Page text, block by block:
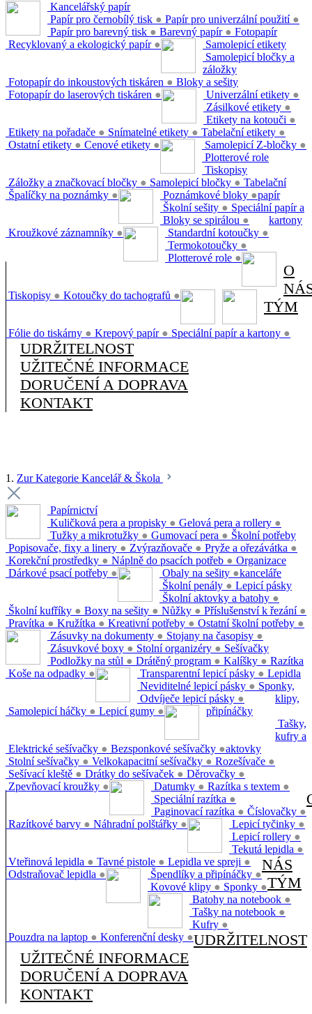
Kancelářský papír
Papír pro černobílý tisk ● Papír pro univerzální použití ●
Papír pro barevný tisk ● Barevný papír ●
Recyklovaný a ekologický papír ●
Fotopapír
Fotopapír do inkoustových tiskáren ●
Fotopapír do laserových tiskáren ●
Samolepicí etikety
Univerzální etikety ●
Zásilkové etikety ●
Etikety na kotouči ●
Etikety na pořadače ● Snímatelné etikety ● Tabelační etikety ●
Ostatní etikety ● Cenové etikety ●
Samolepicí bločky a
záložky
Samolepicí Z-bločky ●
Záložky a značkovací bločky ● Samolepicí bločky ●
Špalíčky na poznámky ●
Bloky a sešity
Poznámkové bloky ●
Školní sešity ●
Bloky se spirálou ●
Kroužkové záznamníky ●
Plotterové role
Standardní kotoučky ●
Termokotoučky ●
Plotterové role ●
Tiskopisy
Tiskopisy ● Kotoučky do tachografů ●
Tabelační
papír
Speciální papír a
kartony
Fólie do tiskárny ● Krepový papír ● Speciální papír a kartony ●
O
TÝM
UDRŽITELNOST
UŽITEČNÉ INFORMACE
DORUČENÍ A DOPRAVA
KONTAKT
1. Zur Kategorie Kancelář & Škola
Papírnictví
Kuličková pera a propisky ● Gelová pera a rollery ●
Tužky a mikrotužky ● Gumovací pera ●
Popisovače, fixy a linery ● Zvýrazňovače ● Pryže a ořezávátka ●
Korekční prostředky ● Náplně do psacích potřeb ●
Dárkové psací potřeby ●
Školní potřeby
Obaly na sešity ●
Školní penály ●
Školní aktovky a batohy ●
Školní kufříky ● Boxy na sešity ● Nůžky ● Příslušenství k řezání ●
Pravítka ● Kružítka ● Kreativní potřeby ● Ostatní školní potřeby ●
Organizace
kanceláře
Zásuvky na dokumenty ● Stojany na časopisy ●
Zásuvkové boxy ● Stolní organizéry ●
Podložky na stůl ● Drátěný program ● Kalíšky ●
Koše na odpadky ●
Lepicí pásky
Transparentní lepicí pásky ●
Neviditelné lepicí pásky ●
Odvíječe lepicí pásky ●
Samolepicí háčky ● Lepicí gumy ●
Sešívačky
Elektrické sešívačky ● Bezsponkové sešívačky ●
Stolní sešívačky ● Velkokapacitní sešívačky ● Rozešívače ●
Sešívací kleště ● Drátky do sešívaček ● Děrovačky ●
Zpevňovací kroužky ●
Razítka
Datumky ● Razítka s textem ●
Speciální razítka ●
Paginovací razítka ● Číslovačky ●
Razítkové barvy ● Náhradní polštářky ●
Lepidla
Lepicí tyčinky ●
Lepicí rollery ●
Tekutá lepidla ●
Vteřinová lepidla ● Tavné pistole ● Lepidla ve spreji ●
Odstraňovač lepidla ●
Sponky,
klipy,
připínáčky
Špendlíky a připínáčky ●
Kovové klipy ● Sponky ●
Tašky,
kufry a
aktovky
Batohy na notebook ●
Tašky na notebook ●
Kufry ●
Pouzdra na laptop ● Konferenční desky ●
NÁS
TÝM
UDRŽITELNOST
UŽITEČNÉ INFORMACE
DORUČENÍ A DOPRAVA
KONTAKT